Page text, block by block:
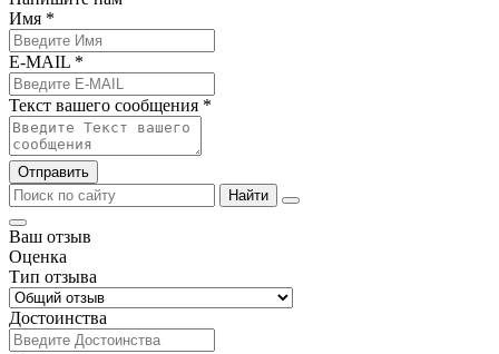
Имя *
E-MAIL *
Текст вашего сообщения *
Отправить
Найти
Ваш отзыв
Оценка
Тип отзыва
Достоинства